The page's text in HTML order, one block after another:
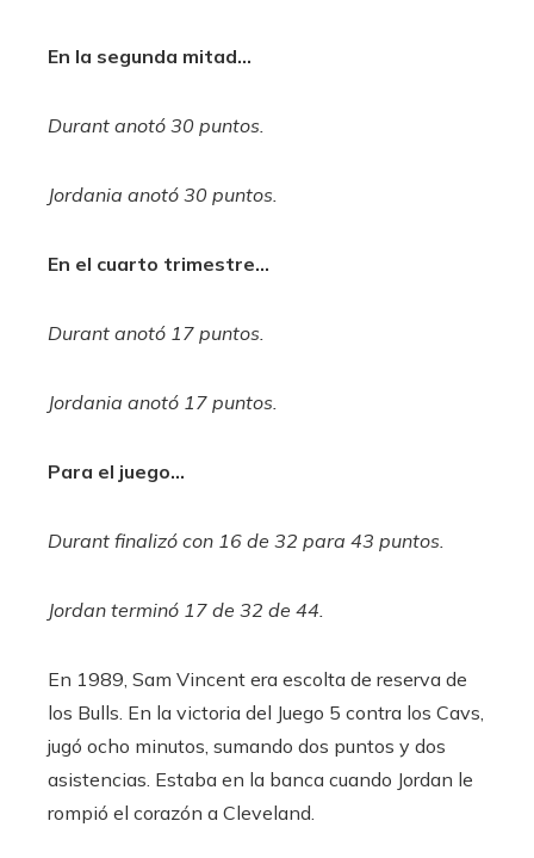
En la segunda mitad…
Durant anotó 30 puntos.
Jordania anotó 30 puntos.
En el cuarto trimestre…
Durant anotó 17 puntos.
Jordania anotó 17 puntos.
Para el juego…
Durant finalizó con 16 de 32 para 43 puntos.
Jordan terminó 17 de 32 de 44.
En 1989, Sam Vincent era escolta de reserva de
los Bulls. En la victoria del Juego 5 contra los Cavs,
jugó ocho minutos, sumando dos puntos y dos
asistencias. Estaba en la banca cuando Jordan le
rompió el corazón a Cleveland.